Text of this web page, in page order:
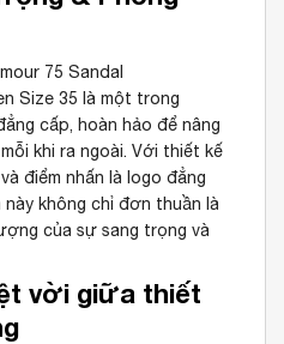
75 Sandal
Size 35 là một trong
cấp, hoàn hảo để nâng
khi ra ngoài. Với thiết kế
điểm nhấn là logo đẳng
không chỉ đơn thuần là
của sự sang trọng và
vời giữa thiết